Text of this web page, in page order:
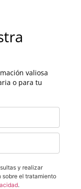
valiosa
o para tu
y realizar
sobre el tratamiento
.